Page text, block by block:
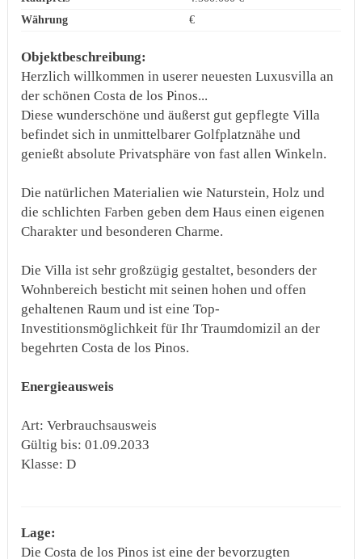
Währung
€
Objektbeschreibung:
Herzlich willkommen in userer neuesten Luxusvilla an
der schönen Costa de los Pinos...
Diese wunderschöne und äußerst gut gepflegte Villa
befindet sich in unmittelbarer Golfplatznähe und
genießt absolute Privatsphäre von fast allen Winkeln.
Die natürlichen Materialien wie Naturstein, Holz und
die schlichten Farben geben dem Haus einen eigenen
Charakter und besonderen Charme.
Die Villa ist sehr großzügig gestaltet, besonders der
Wohnbereich besticht mit seinen hohen und offen
gehaltenen Raum und ist eine Top-
Investitionsmöglichkeit für Ihr Traumdomizil an der
begehrten Costa de los Pinos.
Energieausweis
Art: Verbrauchsausweis
Gültig bis: 01.09.2033
Klasse: D
Lage:
Die Costa de los Pinos ist eine der bevorzugten